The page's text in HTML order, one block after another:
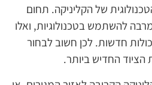
של הקליניקה. תחום
להשתמש בטכנולוגיות, ואלו
חדשות. לכן חשוב לבחור
החדיש ביותר.